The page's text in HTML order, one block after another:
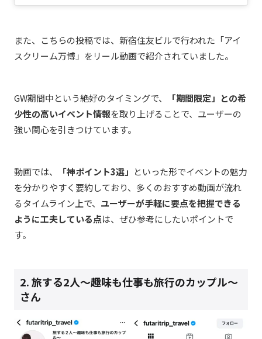
また、こちらの投稿では、新宿住友ビルで行われた「アイ
スクリーム万博」をリール動画で紹介されていました。
GW期間中という絶好のタイミングで、
「期間限定」との希
少性の高いイベント情報を取り上げることで、ユーザーの
強い関心を引きつけています。
動画では、 「神ポイント3選」 といった形でイベントの魅力
を分かりやすく要約しており、多くのおすすめ動画が流れ
るタイムライン上で、 ユーザーが手軽に要点を把握できる
ように工夫している点は、ぜひ参考にしたいポイントで
す。
2. 旅する2人〜趣味も仕事も旅行のカップル〜
さん